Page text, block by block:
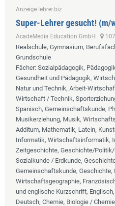
Anzeige lehrer.biz
Super-Lehrer gesucht! (m/
AcadeMedia Education GmbH
Realschule, Gymnasium,
Grundschule
Fächer: Sozialpädagogik,
Gesundheit und Pädagogik,
Natur und Technik, Arbeit-
Wirtschaft / Technik,
Spanisch, Gemeinschaftskunde,
Musikerziehung, Musik,
Additum, Mathematik, Latein,
Informatik, Wirtschaftsinformatik,
Zeitgeschichte, Geschichte/
Sozialkunde / Erdkunde,
Gemeinschaftskunde, Geschichte,
Wirtschaftsgeographie,
und englische Kurzschrift,
Deutsch, Chemie, Biologie /